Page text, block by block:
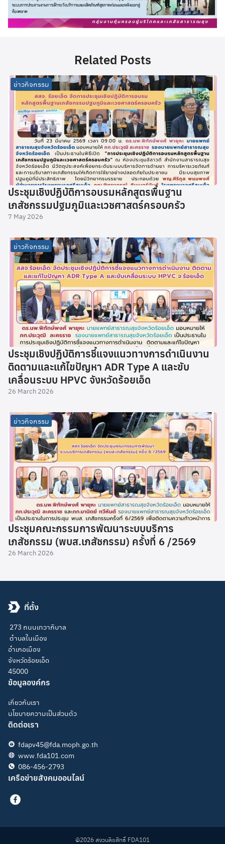
Related Posts
ข่าวกิจกรรม
ประชุมเชิงปฏิบัติการอบรมหลักสูตรพื้นฐาน
เภสัชกรรมปฐมภูมิและเวชศาสตร์ครอบครัว
7 May 2026
ข่าวกิจกรรม
ประชุมเชิงปฏิบัติการชี้แจงแนวทางการดำเนินงาน
ติดตามและแก้ไขปัญหา ADR Type A และขับ
เคลื่อนระบบ HPVC จังหวัดร้อยเอ็ด
26 March 2026
ข่าวกิจกรรม
ประชุมคณะกรรมการพัฒนาระบบบริการ
เภสัชกรรม (พบส.เภสัชกรรม) ครั้งที่ 6 /2569
26 March 2026
ที่ตั้ง
273 ถนนเทวาภิบาล
ตำบลในเมือง
อำเภอเมือง
จังหวัดร้อยเอ็ด
45000
ข้อมูลองค์กร
เกี่ยวกับเรา
นโยบายความเป็นส่วนตัว
ติดต่อเรา
fdapv45@fda.moph.go.th
www.fda101.com
086-456-2793
เครือข่ายสังคมออนไลน์
©2026 สงวนลิขสิทธิ์ FDA101